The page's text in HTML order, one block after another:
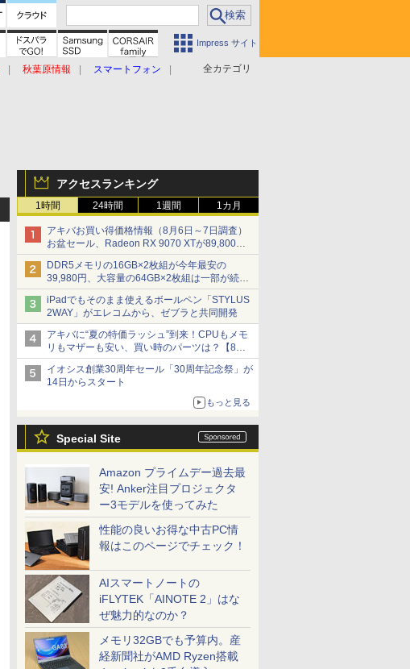
Impress サイト
全カテゴリ
秋葉原情報
スマートフォン
アクセスランキング
1時間 24時間 1週間 1カ月
アキバお買い得価格情報（8月6日～7日調査）
お盆セール、Radeon RX 9070 XTが89,800
円、水平周波数24.8kHz対応の17型モニターが
9,801円、暑さ指数連動セール ほか
DDR5メモリの16GB×2枚組が今年最安の
39,980円、大容量の64GB×2枚組は一部が続騰
[8月前半のメモリ価格]
iPadでもそのまま使えるボールペン「STYLUS
2WAY」がエレコムから、ゼブラと共同開発
アキバに“夏の特価ラッシュ”到来！CPUもメモ
リもマザーも安い、買い時のパーツは？【8月7
日(金)22時配信】
イオシス創業30周年セール「30周年記念祭」が
14日からスタート
もっと見る
Special Site
Amazon プライムデー過去最
安! Anker注目プロジェクタ
ー3モデルを使ってみた
性能の良いお得な中古PC情
報はこのページでチェック！
AIスマートノートの
iFLYTEK「AINOTE 2」はな
ぜ魅力的なのか？
メモリ32GBでも予算内。産
経新聞社がAMD Ryzen搭載